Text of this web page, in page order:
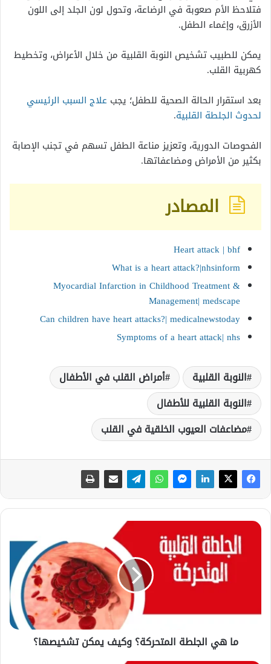
فتلاحظ الأم صعوبة في الرضاعة، وتحول لون الجلد إلى اللون
الأزرق، وإغماء الطفل.
يمكن للطبيب تشخيص النوبة القلبية من خلال الأعراض، وتخطيط
كهربية القلب.
بعد استقرار الحالة الصحية للطفل؛ يجب علاج السبب الرئيسي
لحدوث الجلطة القلبية.
الفحوصات الدورية، وتعزيز مناعة الطفل تسهم في تجنب الإصابة
بكثير من الأمراض ومضاعفاتها.
المصادر
Heart attack | bhf
What is a heart attack?|nhsinform
Myocardial Infarction in Childhood Treatment &
Management| medscape
Can children have heart attacks?| medicalnewstoday
Symptoms of a heart attack| nhs
النوبة القلبية
أمراض القلب في الأطفال
النوبة القلبية للأطفال
مضاعفات العيوب الخلقية في القلب
م
ل
ما هي الجلطة المتحركة؟ وكيف يمكن تشخيصها؟